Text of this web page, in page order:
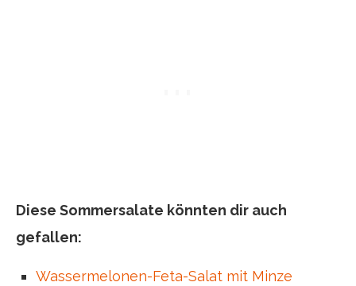
Diese Sommersalate könnten dir auch
gefallen:
Wassermelonen-Feta-Salat mit Minze